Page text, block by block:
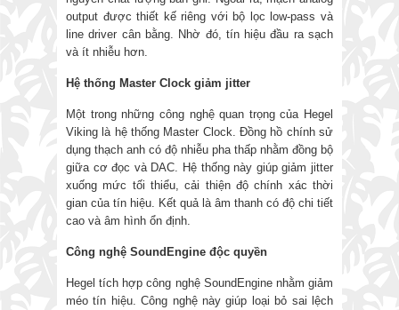
output được thiết kế riêng với bộ lọc low-pass và
line driver cân bằng. Nhờ đó, tín hiệu đầu ra sạch
và ít nhiễu hơn.
Hệ thống Master Clock giảm jitter
Một trong những công nghệ quan trọng của Hegel
Viking là hệ thống Master Clock. Đồng hồ chính sử
dụng thạch anh có độ nhiễu pha thấp nhằm đồng bộ
giữa cơ đọc và DAC. Hệ thống này giúp giảm jitter
xuống mức tối thiểu, cải thiện độ chính xác thời
gian của tín hiệu. Kết quả là âm thanh có độ chi tiết
cao và âm hình ổn định.
Công nghệ SoundEngine độc quyền
Hegel tích hợp công nghệ SoundEngine nhằm giảm
méo tín hiệu. Công nghệ này giúp loại bỏ sai lệch